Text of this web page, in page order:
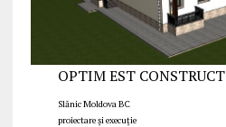
OPTIM EST CONSTRUCT
Slănic Moldova BC
proiectare și execuție